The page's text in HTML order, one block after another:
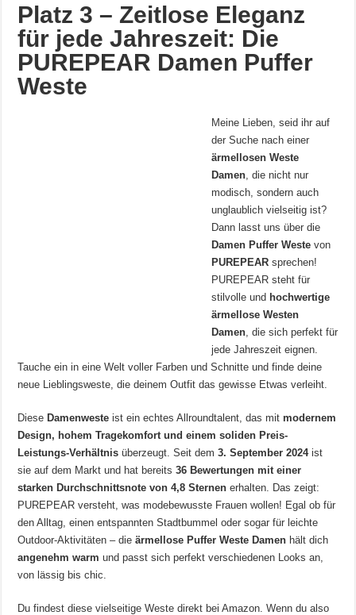
Platz 3 – Zeitlose Eleganz
für jede Jahreszeit: Die
PUREPEAR Damen Puffer
Weste
Meine Lieben, seid ihr auf
der Suche nach einer
ärmellosen Weste
Damen , die nicht nur
modisch, sondern auch
unglaublich vielseitig ist?
Dann lasst uns über die
Damen Puffer Weste von
PUREPEAR sprechen!
PUREPEAR steht für
stilvolle und hochwertige
ärmellose Westen
Damen , die sich perfekt für
jede Jahreszeit eignen.
Tauche ein in eine Welt voller Farben und Schnitte und finde deine
neue Lieblingsweste, die deinem Outfit das gewisse Etwas verleiht.
Diese Damenweste ist ein echtes Allroundtalent, das mitmodernem
Design, hohem Tragekomfort und einem soliden Preis-
Leistungs-Verhältnis überzeugt. Seit dem3. September 2024ist
sie auf dem Markt und hat bereits36 Bewertungen mit einer
starken Durchschnittsnote von 4,8 Sternen erhalten. Das zeigt:
PUREPEAR versteht, was modebewusste Frauen wollen! Egal ob für
den Alltag, einen entspannten Stadtbummel oder sogar für leichte
Outdoor-Aktivitäten – dieärmellose Puffer Weste Damen hält dich
angenehm warm und passt sich perfekt verschiedenen Looks an,
von lässig bis chic.
Du findest diese vielseitige Weste direkt bei Amazon. Wenn du also